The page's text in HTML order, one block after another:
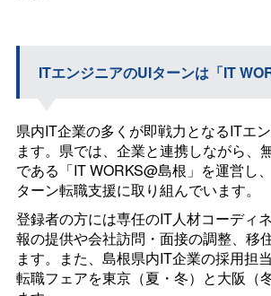
ITエンジニアのUIターンは「IT
県内IT企業の多くが即戦力となるITエ
ます。県では、企業と連携しながら、
である「IT WORKS@島根」を運営し
ターン転職支援に取り組んでいます。
登録者の方には専任のIT人材コーディ
報の提供や会社訪問・面接の調整、移
ます。また、島根県内IT企業の採用担
転職フェアを東京（夏・冬）と大阪（